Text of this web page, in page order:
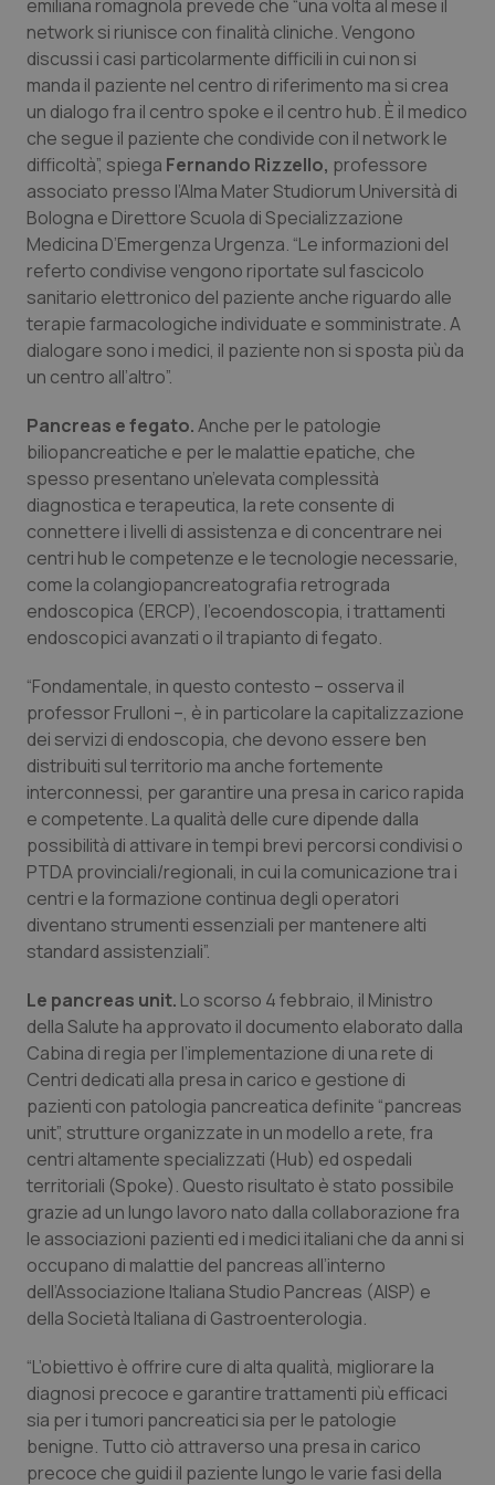
Salute orale & impianti
Sangue & coagulazione
Tiroide
Tumore al seno
Tumore ovarico
Tumori del Polmone & Testa Collo
Tumori gastrointestinali
Ulcera & Reflusso
Vaccini
emiliana romagnola prevede che “una volta al mese il
network si riunisce con finalità cliniche. Vengono
discussi i casi particolarmente difficili in cui non si
manda il paziente nel centro di riferimento ma si crea
un dialogo fra il centro spoke e il centro hub. È il medico
che segue il paziente che condivide con il network le
difficoltà”, spiega Fernando Rizzello, professore
associato presso l’Alma Mater Studiorum Università di
Bologna e Direttore Scuola di Specializzazione
Medicina D’Emergenza Urgenza. “Le informazioni del
referto condivise vengono riportate sul fascicolo
sanitario elettronico del paziente anche riguardo alle
terapie farmacologiche individuate e somministrate. A
dialogare sono i medici, il paziente non si sposta più da
un centro all’altro”.
Pancreas e fegato.Anche per le patologie
biliopancreatiche e per le malattie epatiche, che
spesso presentano un’elevata complessità
diagnostica e terapeutica, la rete consente di
connettere i livelli di assistenza e di concentrare nei
centri hub le competenze e le tecnologie necessarie,
come la colangiopancreatografia retrograda
endoscopica (ERCP), l’ecoendoscopia, i trattamenti
endoscopici avanzati o il trapianto di fegato.
“Fondamentale, in questo contesto – osserva il
professor Frulloni –, è in particolare la capitalizzazione
dei servizi di endoscopia, che devono essere ben
distribuiti sul territorio ma anche fortemente
interconnessi, per garantire una presa in carico rapida
e competente. La qualità delle cure dipende dalla
possibilità di attivare in tempi brevi percorsi condivisi o
PTDA provinciali/regionali, in cui la comunicazione tra i
centri e la formazione continua degli operatori
diventano strumenti essenziali per mantenere alti
standard assistenziali”.
Le pancreas unit. Lo scorso 4 febbraio, il Ministro
della Salute ha approvato il documento elaborato dalla
Cabina di regia per l’implementazione di una rete di
Centri dedicati alla presa in carico e gestione di
pazienti con patologia pancreatica definite “pancreas
unit”, strutture organizzate in un modello a rete, fra
centri altamente specializzati (Hub) ed ospedali
territoriali (Spoke). Questo risultato è stato possibile
grazie ad un lungo lavoro nato dalla collaborazione fra
le associazioni pazienti ed i medici italiani che da anni si
occupano di malattie del pancreas all’interno
dell’Associazione Italiana Studio Pancreas (AISP) e
della Società Italiana di Gastroenterologia.
“L’obiettivo è offrire cure di alta qualità, migliorare la
diagnosi precoce e garantire trattamenti più efficaci
sia per i tumori pancreatici sia per le patologie
benigne. Tutto ciò attraverso una presa in carico
precoce che guidi il paziente lungo le varie fasi della